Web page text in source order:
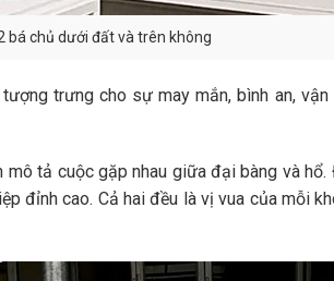
bá chủ dưới đất và trên không
trưng cho sự may mắn, bình an,
mô tả cuộc gặp nhau giữa đại bàng và
đỉnh cao. Cả hai đều là vị vua của mỗi